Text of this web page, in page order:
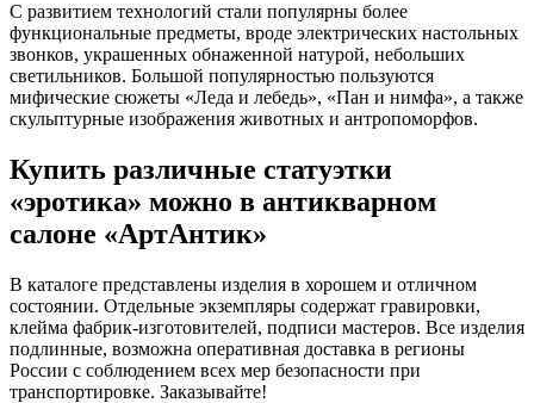
С развитием технологий стали популярны более
функциональные предметы, вроде электрических настольных
звонков, украшенных обнаженной натурой, небольших
светильников. Большой популярностью пользуются
мифические сюжеты «Леда и лебедь», «Пан и нимфа», а также
скульптурные изображения животных и антропоморфов.
Купить различные статуэтки
«эротика» можно в антикварном
салоне «АртАнтик»
В каталоге представлены изделия в хорошем и отличном
состоянии. Отдельные экземпляры содержат гравировки,
клейма фабрик-изготовителей, подписи мастеров. Все изделия
подлинные, возможна оперативная доставка в регионы
России с соблюдением всех мер безопасности при
транспортировке. Заказывайте!